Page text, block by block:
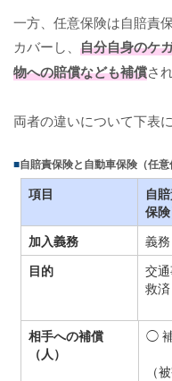
一方、任意保険は自賠責
カバーし、 自分自身のケ
物への賠償なども補償さ
両者の違いについて下表
自賠責保険と自動車保険（任
項目
自
保険
加入義務
義務
目的
交
救済
相手への補償
（人）
◯
（